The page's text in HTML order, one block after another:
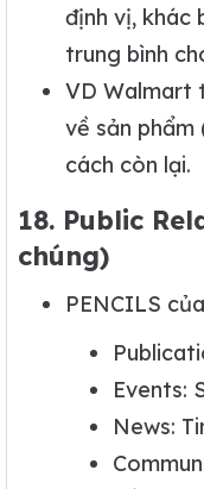
định vị, khác
trung bình
VD Walmart
về sản phẩm
cách còn lại.
18. Public
chúng)
PENCILS
Events:
News: